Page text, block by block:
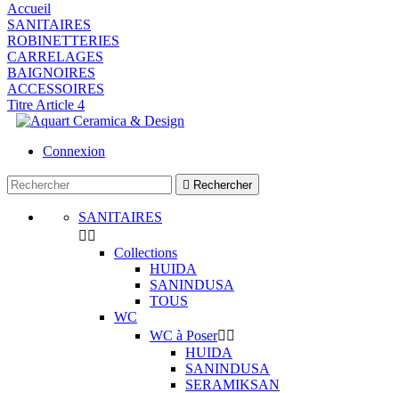
Accueil
SANITAIRES
ROBINETTERIES
CARRELAGES
BAIGNOIRES
ACCESSOIRES
Titre Article 4
Connexion
 Rechercher
SANITAIRES
 
Collections
HUIDA
SANINDUSA
TOUS
WC
WC à Poser 
HUIDA
SANINDUSA
SERAMIKSAN